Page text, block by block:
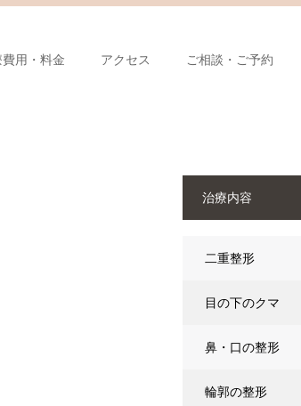
用・料金 アクセス ご相談・ご予約
治療内容
二重整形
目の下のクマ
鼻・口の整形
輪郭の整形